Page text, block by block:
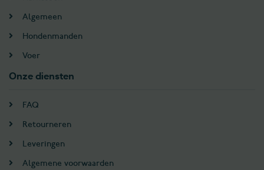
Algemeen
Hondenmanden
Voer
Onze diensten
FAQ
Retourneren
Leveringen
Algemene voorwaarden